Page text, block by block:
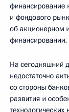
финансирование
и фондового
об акционерном
финансировании.
На сегодняшний
недостаточно
со стороны
развития и
технологических